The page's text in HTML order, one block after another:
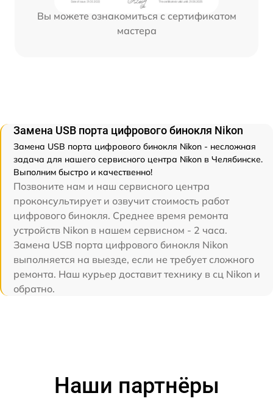
Вы можете ознакомиться с сертификатом
мастера
Замена USB порта цифрового бинокля Nikon
Замена USB порта цифрового бинокля Nikon - несложная
задача для нашего сервисного центра Nikon в Челябинске.
Выполним быстро и качественно!
Позвоните нам и наш сервисного центра
проконсультирует и озвучит стоимость работ
цифрового бинокля. Среднее время ремонта
устройств Nikon в нашем сервисном - 2 часа.
Замена USB порта цифрового бинокля Nikon
выполняется на выезде, если не требует сложного
ремонта. Наш курьер доставит технику в сц Nikon и
обратно.
Наши партнёры